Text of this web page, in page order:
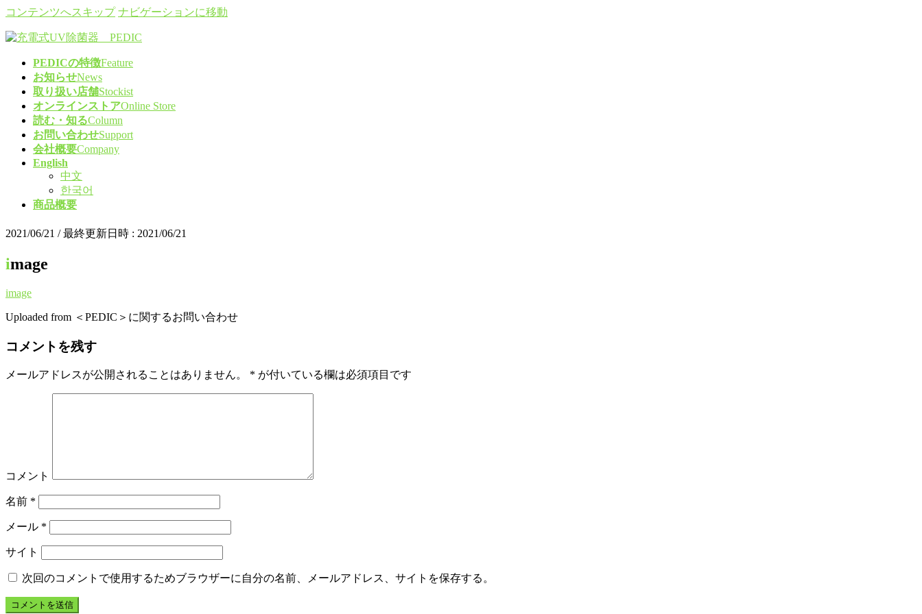
コンテンツへスキップ ナビゲーションに移動
PEDICの特徴Feature
お知らせNews
取り扱い店舗Stockist
オンラインストアOnline Store
読む・知るColumn
お問い合わせSupport
会社概要Company
English
中文
한국어
商品概要
2021/06/21 / 最終更新日時 : 2021/06/21
image
image
Uploaded from ＜PEDIC＞に関するお問い合わせ
コメントを残す
メールアドレスが公開されることはありません。 * が付いている欄は必須項目です
コメント
名前 *
メール *
サイト
次回のコメントで使用するためブラウザーに自分の名前、メールアドレス、サイトを保存する。